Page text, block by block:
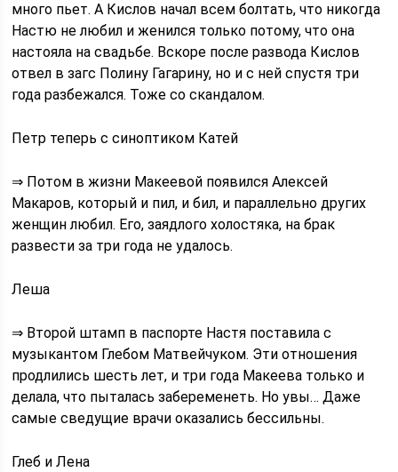
много пьет. А Кислов начал всем болтать, что никогда
Настю не любил и женился только потому, что она
настояла на свадьбе. Вскоре после развода Кислов
отвел в загс Полину Гагарину, но и с ней спустя три
года разбежался. Тоже со скандалом.
Петр теперь с синоптиком Катей
⇒ Потом в жизни Макеевой появился Алексей
Макаров, который и пил, и бил, и параллельно других
женщин любил. Его, заядлого холостяка, на брак
развести за три года не удалось.
Леша
⇒ Второй штамп в паспорте Настя поставила с
музыкантом Глебом Матвейчуком. Эти отношения
продлились шесть лет, и три года Макеева только и
делала, что пыталась забеременеть. Но увы… Даже
самые сведущие врачи оказались бессильны.
Глеб и Лена